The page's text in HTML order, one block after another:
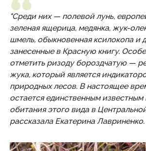
"Среди них — полевой лунь,
зеленая ящерица, медянка, жук-
шмель, обыкновенная ксилокопа и
занесенные в Красную книгу.
отметить ризоду бороздчатую —
жука, который является
природных лесов. В настоящее
остается единственным
обитания этого вида в
рассказала Екатерина Лавриненко.